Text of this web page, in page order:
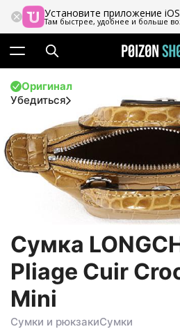
Установите приложение iOS
Там быстрее, удобнее и больше
Оригинал
Убедиться
Сумка
Pliage Cuir
Mini
Сумки и рюкзакиСумки